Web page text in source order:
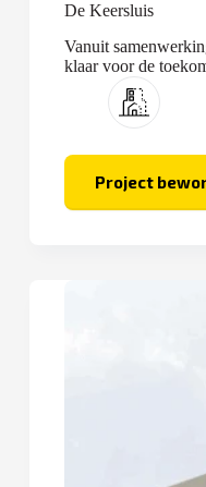
De Keersluis
Vanuit
klaar voor de
optopping en
Project
De